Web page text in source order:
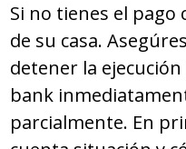
Si no tienes el pago
de su casa.
detener la
bank
parcialmente. En